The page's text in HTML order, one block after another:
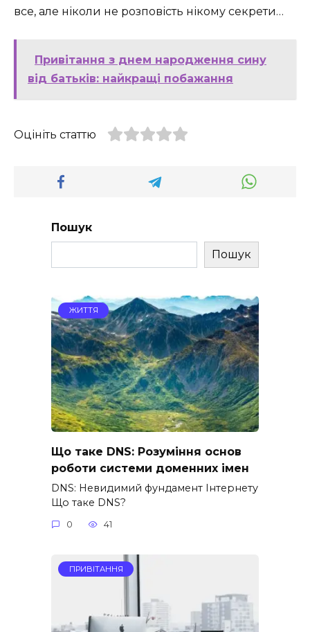
все, але ніколи не розповість нікому секрети…
Привітання з днем народження сину
від батьків: найкращі побажання
Оцініть статтю
Пошук
Пошук
ЖИТТЯ
Що таке DNS: Розуміння основ
роботи системи доменних імен
DNS: Невидимий фундамент Інтернету
Що таке DNS?
0 41
ПРИВІТАННЯ